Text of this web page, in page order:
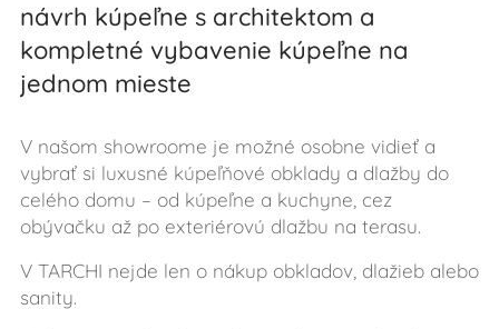
návrh kúpeľne s architektom a
kompletné vybavenie kúpeľne na
jednom mieste
V našom showroome je možné osobne vidieť a
vybrať si luxusné kúpeľňové obklady a dlažby do
celého domu – od kúpeľne a kuchyne, cez
obývačku až po exteriérovú dlažbu na terasu.
V TARCHI nejde len o nákup obkladov, dlažieb alebo
sanity.